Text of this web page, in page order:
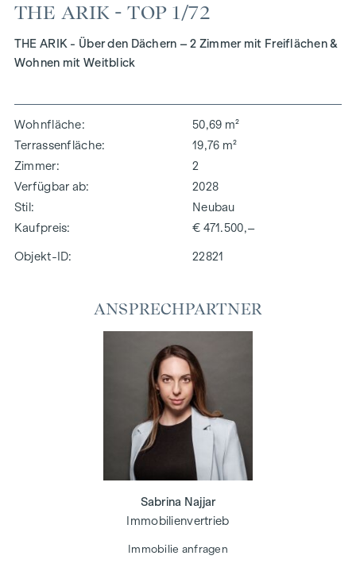
THE ARIK - TOP 1/72
THE ARIK - Über den Dächern – 2 Zimmer mit Freiflächen &
Wohnen mit Weitblick
Wohnfläche
50,69 m²
Terrassenfläche
19,76 m²
Zimmer
2
Verfügbar ab
2028
Stil
Neubau
Kaufpreis
€ 471.500,–
Objekt-ID: 22821
ANSPRECHPARTNER
Sabrina Najjar
Immobilienvertrieb
Immobilie anfragen